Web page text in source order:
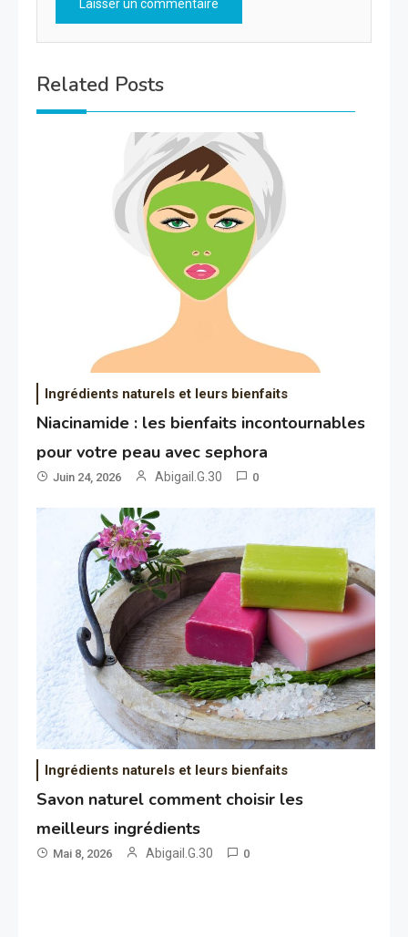
Related Posts
Ingrédients naturels et leurs bienfaits
Niacinamide : les bienfaits incontournables
pour votre peau avec sephora
Juin 24, 2026 Abigail.G.30 0
Ingrédients naturels et leurs bienfaits
Savon naturel comment choisir les
meilleurs ingrédients
Mai 8, 2026 Abigail.G.30 0